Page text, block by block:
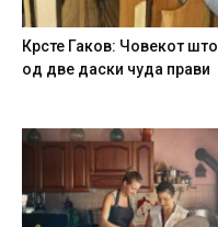
Крсте Гаков: Човекот што
од две даски чуда прави